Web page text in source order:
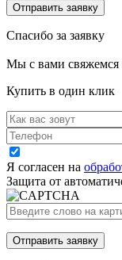
Спасибо за заявку
Мы с вами свяжемся
Купить в один клик
Я согласен на
Защита от